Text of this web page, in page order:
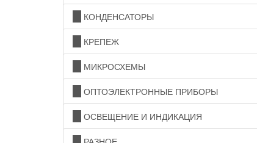
КОНДЕНСАТОРЫ
КРЕПЕЖ
МИКРОСХЕМЫ
ОПТОЭЛЕКТРОННЫЕ ПРИБОРЫ
ОСВЕЩЕНИЕ И ИНДИКАЦИЯ